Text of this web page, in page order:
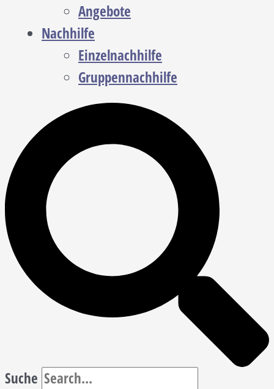
Angebote
Nachhilfe
Einzelnachhilfe
Gruppennachhilfe
Suche